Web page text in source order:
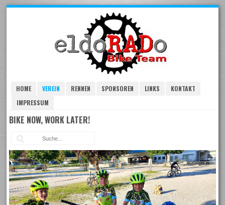
HOME VEREIN RENNEN SPONSOREN LINKS
KONTAKT
IMPRESSUM
BIKE NOW, WORK LATER!